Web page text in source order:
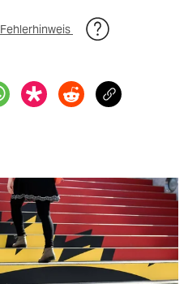
Fehlerhinweis